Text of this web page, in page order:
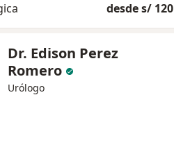
desde s/ 120
Dr. Edison Perez
Romero
Urólogo